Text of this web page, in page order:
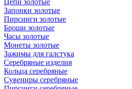
Цепи золотые
Запонки золотые
Пирсинги золотые
Броши золотые
Часы золотые
Монеты золотые
Зажимы для галстука
Серебряные изделия
Кольца серебряные
Сувениры серебряные